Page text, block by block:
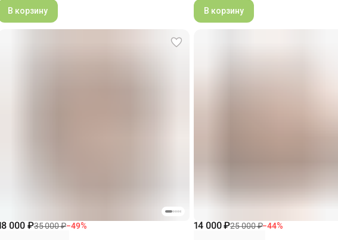
В корзину
В корзину
000 ₽35 000 ₽−49% 14 000 ₽25 000 ₽−44%